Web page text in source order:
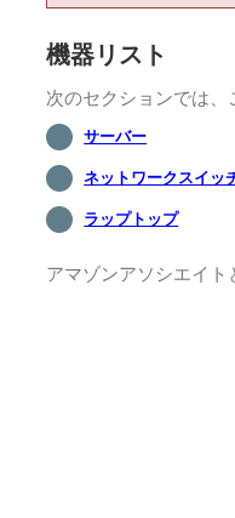
機器リスト
次のセクションでは、
サーバー
ネットワークスイッ
ラップトップ
アマゾンアソシエイト